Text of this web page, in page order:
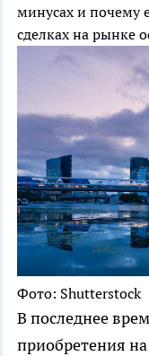
минусах и почему
сделках на рынке
Фото: Shutterstock
В последнее
приобретения